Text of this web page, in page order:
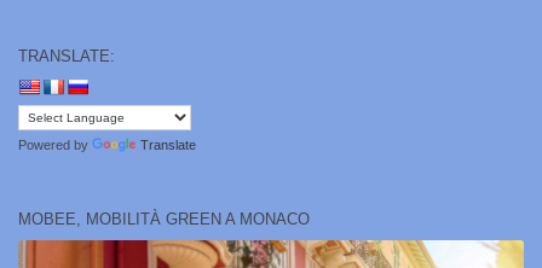
TRANSLATE:
Powered by Translate
MOBEE, MOBILITÀ GREEN A MONACO